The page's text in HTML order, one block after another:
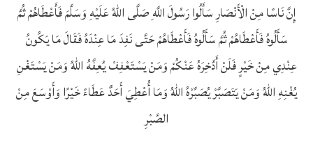
إِنَّ نَاسًا مِنْ الْأَنْصَارِ سَأَلُوا رَسُولَ اللَّهِ صَلَّى اللهُ عَلَيْهِ وَسَلَّمَ فَأَعْطَاهُمْ ثُمَّ
سَأَلُوهُ فَأَعْطَاهُمْ ثُمَّ سَأَلُوهُ فَأَعْطَاهُمْ حَتَّى نَفِدَ مَا عِنْدَهُ فَقَالَ مَا يَكُونُ
عِنْدِي مِنْ خَيْرٍ فَلَنْ أَدَّخِرَهُ عَنْكُمْ وَمَنْ يَسْتَعْفِفْ يُعِفَّهُ اللهُ وَمَنْ يَسْتَغْنِ
يُغْنِهِ اللهُ وَمَنْ يَتَصَبَّرْ يُصَبِّرْهُ اللهُ وَمَا أُعْطِيَ أَحَدٌ عَطَاءً خَيْرًا وَأَوْسَعَ مِنْ
الصَّبْرِ